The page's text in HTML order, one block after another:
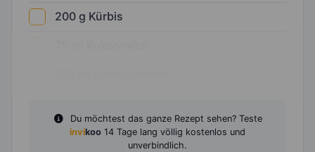
200 g Kürbis
Du möchtest das ganze Rezept sehen? Teste
invikoo 14 Tage lang völlig kostenlos und
unverbindlich.